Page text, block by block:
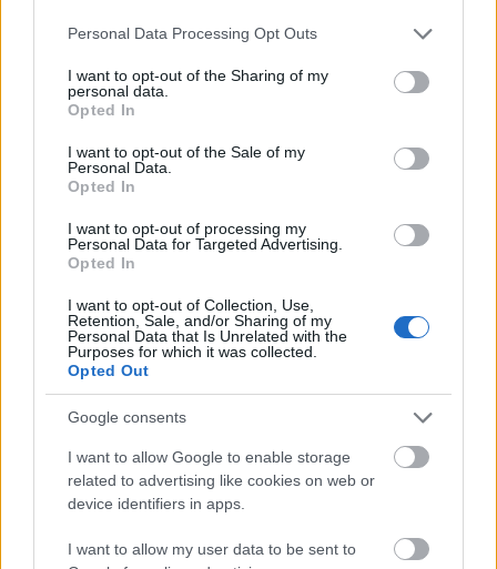
Please note that this website/app uses one or more Google
not limited to your visit or usage behaviour. You may click to
grant or deny consent to Google and its third-party tags to
use your data for below specified purposes in below Google
consent section.
Personal Data Processing Opt Outs
I want to opt-out of the Sharing of my
personal data.
Opted In
I want to opt-out of the Sale of my
Personal Data.
Opted In
I want to opt-out of processing my
Personal Data for Targeted Advertising.
Opted In
I want to opt-out of Collection, Use,
Retention, Sale, and/or Sharing of my
Personal Data that Is Unrelated with the
Purposes for which it was collected.
Opted Out
Google consents
I want to allow Google to enable storage
related to advertising like cookies on web or
device identifiers in apps.
I want to allow my user data to be sent to
2020. július 01.
Használt notebook webáruház
Rendszerint a használt hardvereszközök felújítását
és laptop ...
Villanyszerelés olcsón - lakásfelújítás